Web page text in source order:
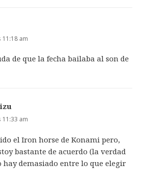
11:18 am
de que la fecha bailaba al son de
11:33 am
el Iron horse de Konami pero,
bastante de acuerdo (la verdad
hay demasiado entre lo que elegir